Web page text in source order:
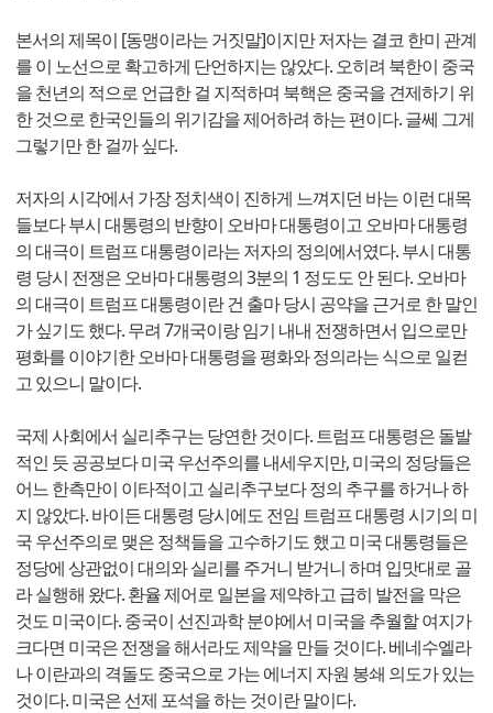
본서의 제목이 [동맹이라는 거짓말]이지만 저자는 결코 한미 관계
를 이 노선으로 확고하게 단언하지는 않았다. 오히려 북한이 중국
을 천년의 적으로 언급한 걸 지적하며 북핵은 중국을 견제하기 위
한 것으로 한국인들의 위기감을 제어하려 하는 편이다. 글쎄 그게
그렇기만 한 걸까 싶다.
저자의 시각에서 가장 정치색이 진하게 느껴지던 바는 이런 대목
들보다 부시 대통령의 반향이 오바마 대통령이고 오바마 대통령
의 대극이 트럼프 대통령이라는 저자의 정의에서였다. 부시 대통
령 당시 전쟁은 오바마 대통령의 3분의 1 정도도 안 된다. 오바마
의 대극이 트럼프 대통령이란 건 출마 당시 공약을 근거로 한 말인
가 싶기도 했다. 무려 7개국이랑 임기 내내 전쟁하면서 입으로만
평화를 이야기한 오바마 대통령을 평화와 정의라는 식으로 일컫
고 있으니 말이다.
국제 사회에서 실리추구는 당연한 것이다. 트럼프 대통령은 돌발
적인 듯 공공보다 미국 우선주의를 내세우지만, 미국의 정당들은
어느 한측만이 이타적이고 실리추구보다 정의 추구를 하거나 하
지 않았다. 바이든 대통령 당시에도 전임 트럼프 대통령 시기의 미
국 우선주의로 맺은 정책들을 고수하기도 했고 미국 대통령들은
정당에 상관없이 대의와 실리를 주거니 받거니 하며 입맛대로 골
라 실행해 왔다. 환율 제어로 일본을 제약하고 급히 발전을 막은
것도 미국이다. 중국이 선진과학 분야에서 미국을 추월할 여지가
크다면 미국은 전쟁을 해서라도 제약을 만들 것이다. 베네수엘라
나 이란과의 격돌도 중국으로 가는 에너지 자원 봉쇄 의도가 있는
것이다. 미국은 선제 포석을 하는 것이란 말이다.